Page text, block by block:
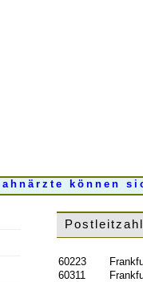
können
60223
60311